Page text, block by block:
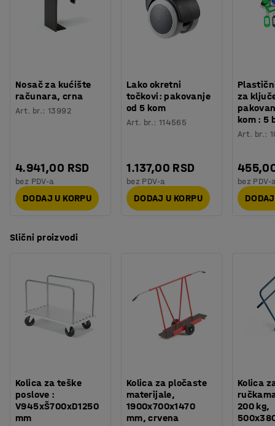
Nosač za kućište
računara, crna
Art. br.:13992
4.941,00 RSD
bez PDV-a
DODAJ U KORPU
Lako okretni
točkovi: pakovanje
od 5 kom
Art. br.: 114565
1.137,00 RSD
bez PDV-a
DODAJ U KORPU
za
kom : 5
Art. br.:
bez PDV-
Slični proizvodi
Kolica za teške
poslove :
V945xŠ700xD1250
mm
Kolica za pločaste
materijale,
1900x700x1470
mm, crvena
Kolica
200 kg,